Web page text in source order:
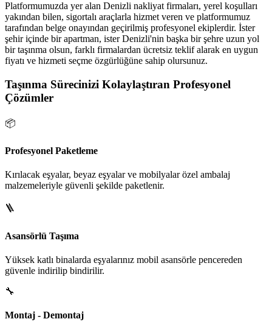
Platformumuzda yer alan Denizli nakliyat firmaları, yerel koşulları
yakından bilen, sigortalı araçlarla hizmet veren ve platformumuz
tarafından belge onayından geçirilmiş profesyonel ekiplerdir. İster
şehir içinde bir apartman, ister Denizli'nin başka bir şehre uzun yol
bir taşınma olsun, farklı firmalardan ücretsiz teklif alarak en uygun
fiyatı ve hizmeti seçme özgürlüğüne sahip olursunuz.
Taşınma Sürecinizi Kolaylaştıran Profesyonel
Çözümler
📦
Profesyonel Paketleme
Kırılacak eşyalar, beyaz eşyalar ve mobilyalar özel ambalaj
malzemeleriyle güvenli şekilde paketlenir.
🪜
Asansörlü Taşıma
Yüksek katlı binalarda eşyalarınız mobil asansörle pencereden
güvenle indirilip bindirilir.
🔧
Montaj - Demontaj